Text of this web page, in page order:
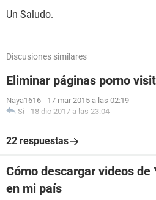
Un Saludo.
Discusiones similares
Eliminar páginas porno
Naya1616 - 17 mar 2015 a las 02:19
Si - 18 dic 2017 a las 23:04
22 respuestas
Cómo descargar videos de
en mi país